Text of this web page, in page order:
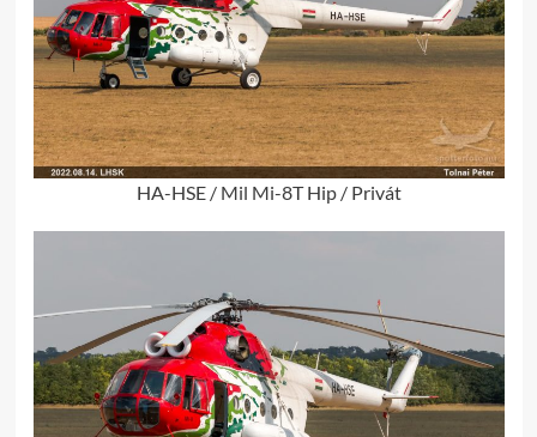
HA-HSE / Mil Mi-8T Hip / Privát